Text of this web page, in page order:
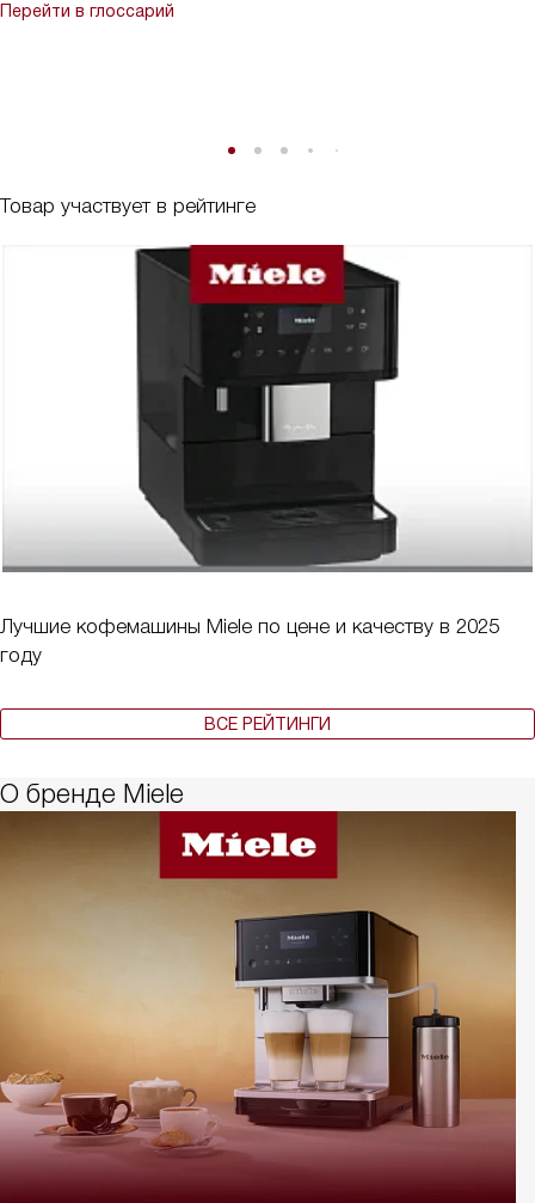
Товар участвует в рейтинге
Лучшие кофемашины Miele по цене и качеству в 2025
году
ВСЕ РЕЙТИНГИ
Перейти в глоссарий
О бренде Miele